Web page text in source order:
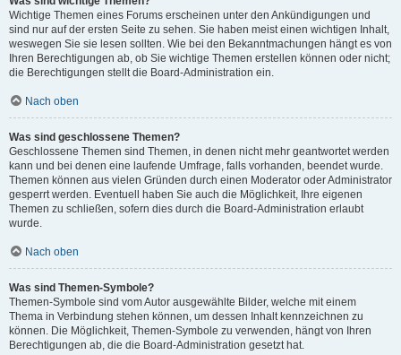
Wichtige Themen eines Forums erscheinen unter den Ankündigungen und
sind nur auf der ersten Seite zu sehen. Sie haben meist einen wichtigen Inhalt,
weswegen Sie sie lesen sollten. Wie bei den Bekanntmachungen hängt es von
Ihren Berechtigungen ab, ob Sie wichtige Themen erstellen können oder nicht;
die Berechtigungen stellt die Board-Administration ein.
Nach oben
Was sind geschlossene Themen?
Geschlossene Themen sind Themen, in denen nicht mehr geantwortet werden
kann und bei denen eine laufende Umfrage, falls vorhanden, beendet wurde.
Themen können aus vielen Gründen durch einen Moderator oder Administrator
gesperrt werden. Eventuell haben Sie auch die Möglichkeit, Ihre eigenen
Themen zu schließen, sofern dies durch die Board-Administration erlaubt
wurde.
Nach oben
Was sind Themen-Symbole?
Themen-Symbole sind vom Autor ausgewählte Bilder, welche mit einem
Thema in Verbindung stehen können, um dessen Inhalt kennzeichnen zu
können. Die Möglichkeit, Themen-Symbole zu verwenden, hängt von Ihren
Berechtigungen ab, die die Board-Administration gesetzt hat.